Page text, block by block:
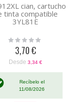
cian, cartucho
tinta compatible
3YL81E
Rating:
3,70 €
Desde 3,34 €
Recíbelo el
11/08/2026